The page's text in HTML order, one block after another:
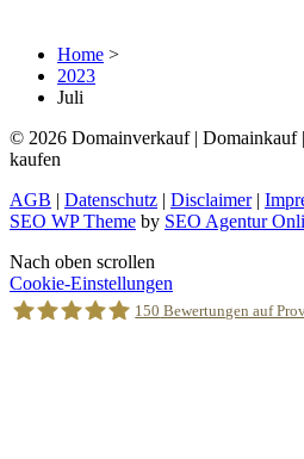
Home >
2023
Juli
© 2026 Domainverkauf | Domainkauf
kaufen
AGB | Datenschutz | Disclaimer|
SEO WP Theme by SEO Agentur
Nach oben scrollen
Cookie-Einstellungen
150 Bewertungen auf